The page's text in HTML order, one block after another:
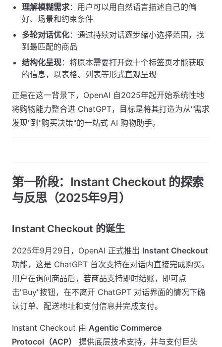
理解模糊需求：用户可以用自然语言描述自己的偏
好、场景和约束条件
多轮对话优化：通过持续对话逐步缩小选择范围，找
到最匹配的商品
结构化呈现：将原本需要打开数十个标签页才能获取
的信息，以表格、列表等形式直观呈现
正是在这一背景下，OpenAI 自2025年起开始系统性地
将购物能力整合进 ChatGPT，目标是将其打造为从"需求
发现"到"购买决策"的一站式 AI 购物助手。
第一阶段：Instant Checkout 的探索
与反思（2025年9月）
Instant Checkout 的诞生
2025年9月29日，OpenAI 正式推出 Instant Checkout
功能，这是 ChatGPT 首次支持在对话内直接完成购买。
用户在询问商品后，若商品支持即时结账，即可点
击"Buy"按钮，在不离开 ChatGPT 对话界面的情况下确
认订单、配送地址和支付信息并完成支付。
Instant Checkout 由 Agentic Commerce
Protocol（ACP）
提供底层技术支持，并与支付巨头